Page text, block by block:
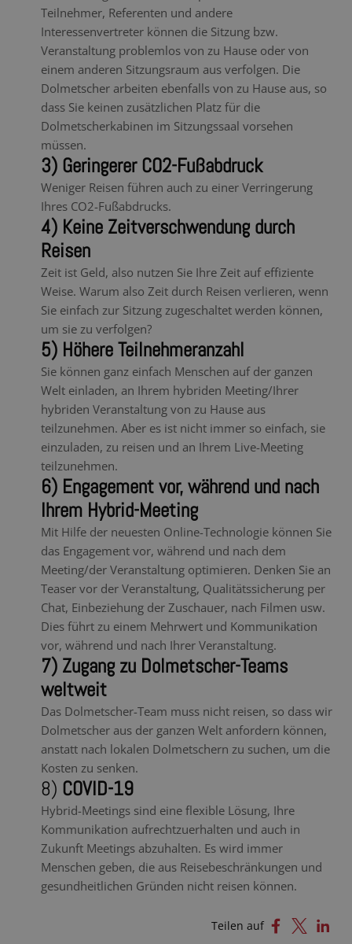
Teilnehmer, Referenten und andere
Interessenvertreter können die Sitzung bzw.
Veranstaltung problemlos von zu Hause oder von
einem anderen Sitzungsraum aus verfolgen. Die
Dolmetscher arbeiten ebenfalls von zu Hause aus, so
dass Sie keinen zusätzlichen Platz für die
Dolmetscherkabinen im Sitzungssaal vorsehen
müssen.
3) Geringerer CO2-Fußabdruck
Weniger Reisen führen auch zu einer Verringerung
Ihres CO2-Fußabdrucks.
4) Keine Zeitverschwendung durch
Reisen
Zeit ist Geld, also nutzen Sie Ihre Zeit auf effiziente
Weise. Warum also Zeit durch Reisen verlieren, wenn
Sie einfach zur Sitzung zugeschaltet werden können,
um sie zu verfolgen?
5) Höhere Teilnehmeranzahl
Sie können ganz einfach Menschen auf der ganzen
Welt einladen, an Ihrem hybriden Meeting/Ihrer
hybriden Veranstaltung von zu Hause aus
teilzunehmen. Aber es ist nicht immer so einfach, sie
einzuladen, zu reisen und an Ihrem Live-Meeting
teilzunehmen.
6) Engagement vor, während und nach
Ihrem Hybrid-Meeting
Mit Hilfe der neuesten Online-Technologie können Sie
das Engagement vor, während und nach dem
Meeting/der Veranstaltung optimieren. Denken Sie an
Teaser vor der Veranstaltung, Qualitätssicherung per
Chat, Einbeziehung der Zuschauer, nach Filmen usw.
Dies führt zu einem Mehrwert und Kommunikation
vor, während und nach Ihrer Veranstaltung.
7) Zugang zu Dolmetscher-Teams
weltweit
Das Dolmetscher-Team muss nicht reisen, so dass wir
Dolmetscher aus der ganzen Welt anfordern können,
anstatt nach lokalen Dolmetschern zu suchen, um die
Kosten zu senken.
8) COVID-19
Hybrid-Meetings sind eine flexible Lösung, Ihre
Kommunikation aufrechtzuerhalten und auch in
Zukunft Meetings abzuhalten. Es wird immer
Menschen geben, die aus Reisebeschränkungen und
gesundheitlichen Gründen nicht reisen können.
Teilen auf